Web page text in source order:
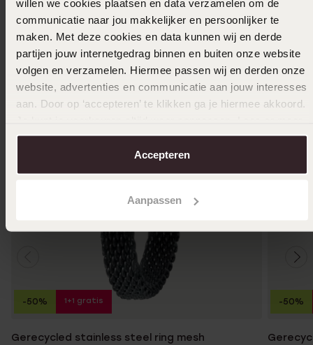
willen we cookies plaatsen en data verzamelen om de
communicatie naar jou makkelijker en persoonlijker te
maken. Met deze cookies en data kunnen wij en derde
partijen jouw internetgedrag binnen en buiten onze website
volgen en verzamelen. Hiermee passen wij en derden onze
website, advertenties en communicatie aan jouw interesses
aan. Door op ‘accepteren’ te klikken ga je hiermee akkoord.
over in onscookiebeleid.
Accepteren
Aanpassen
Ook leuk voor jou
Gerecycled stainless steel ring mesh
-50% 1+1 gratis -50%